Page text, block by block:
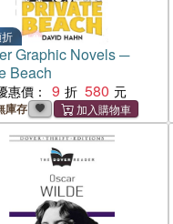
Graphic Novels ─
Beach
惠價： 9 580
庫存